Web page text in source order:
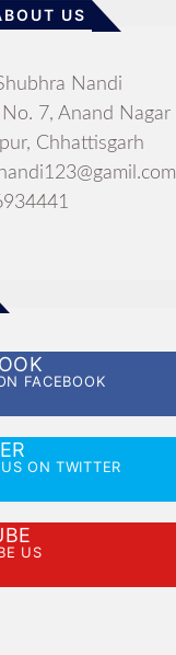
US
Nandi
7, Anand Nagar
Chhattisgarh
FACEBOOK
ON TWITTER
US